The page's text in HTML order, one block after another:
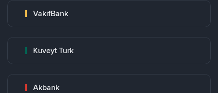
VakifBank
Kuveyt Turk
Akbank